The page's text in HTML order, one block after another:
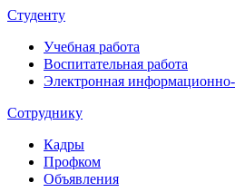
Студенту
Учебная работа
Воспитательная работа
Электронная информационно-
Сотруднику
Кадры
Профком
Объявления